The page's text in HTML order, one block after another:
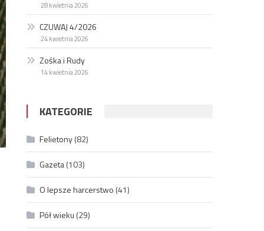
28 kwietnia 2026
CZUWAJ 4/2026
24 kwietnia 2026
Zośka i Rudy
14 kwietnia 2026
KATEGORIE
Felietony(82)
Gazeta(103)
O lepsze harcerstwo (41)
Pół wieku (29)